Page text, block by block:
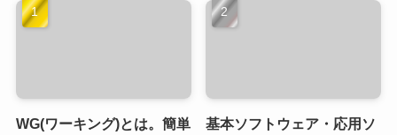
WG(ワーキング)とは。簡単
基本ソフトウェア・応用ソ